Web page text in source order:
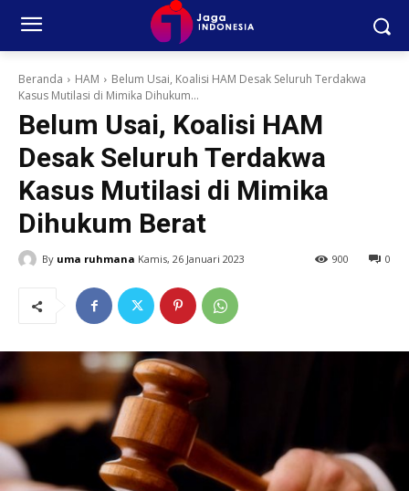
Beranda HAM
Belum Usai, Koalisi HAM Desak Seluruh Terdakwa
Kasus Mutilasi di Mimika Dihukum...
Belum Usai, Koalisi HAM
Desak Seluruh Terdakwa
Kasus Mutilasi di Mimika
Dihukum Berat
By uma ruhmana Kamis, 26 Januari 2023 0
900